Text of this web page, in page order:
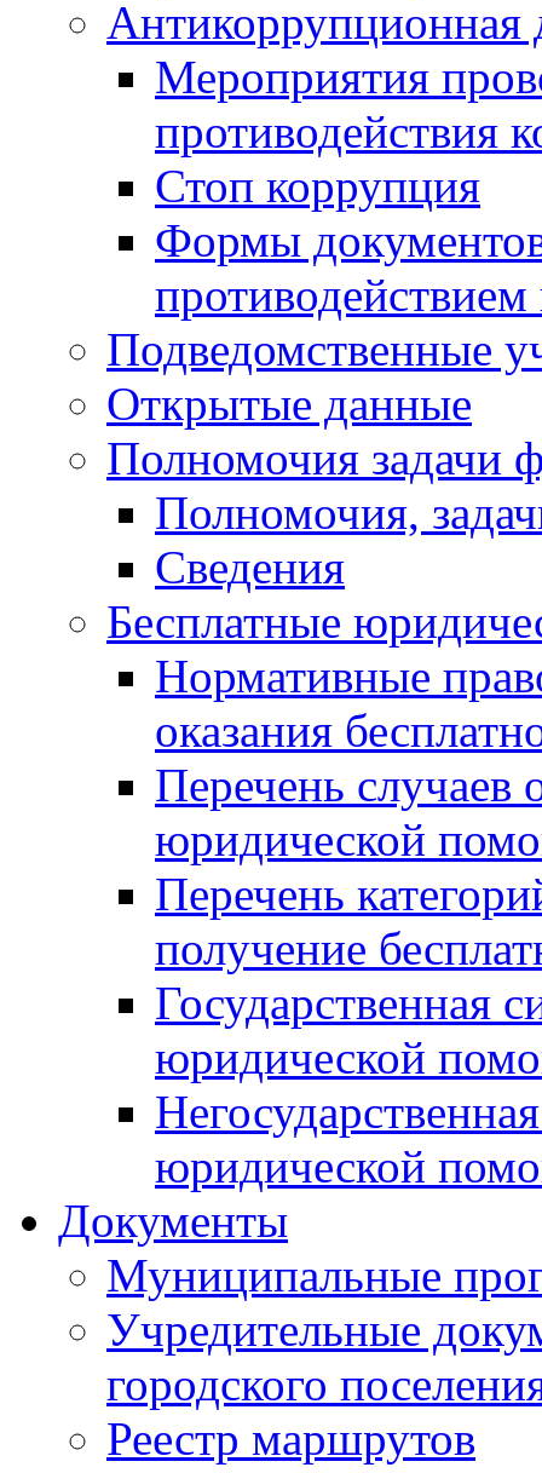
Антикоррупционная
Мероприятия
противодействия
Стоп коррупция
Формы
Подведомственные
Открытые данные
Полномочия задачи
Полномочия,
Сведения
Бесплатные
Нормативные
оказания
Перечень случаев
юридической
Перечень
получение
Государственная
юридической
юридической
Документы
Муниципальные
Учредительные
городского
Реестр маршрутов